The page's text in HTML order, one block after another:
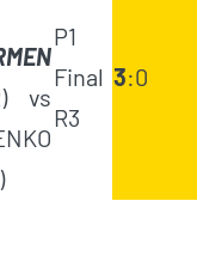
vs
P1
Final
R3
3:0